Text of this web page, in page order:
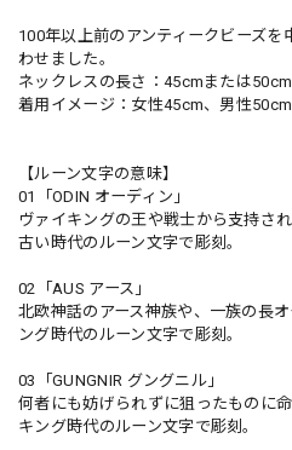
100年以上前のアンティークビーズ
わせました。
ネックレスの長さ：45cmまたは
着用イメージ：女性45cm、男性50cm
【ルーン文字の意味】
01「ODIN オーディン」
ヴァイキングの王や戦士から支持さ
古い時代のルーン文字で彫刻。
02「AUS アース」
北欧神話のアース神族や、一族の長
ング時代のルーン文字で彫刻。
03「GUNGNIR グングニル」
何者にも妨げられずに狙ったものに
キング時代のルーン文字で彫刻。